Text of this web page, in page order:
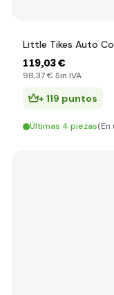
Little Tikes Auto
119,03 €
98,37 € Sin IVA
+ 119 puntos
Últimas 4 piezas(En